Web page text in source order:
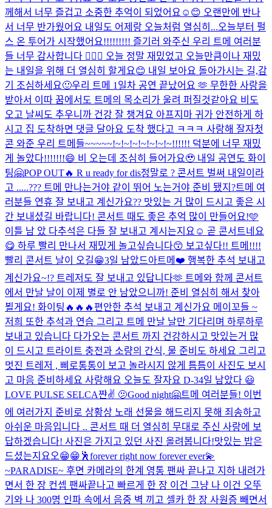
께해서 너무 즐겁고 소중한 추억이 되었어요☺️😊 오랜만에 반나
서 너무 반가웠어요 내일도 어제랑 오늘처럼 열심히...오늘부터 펄
스 온 투어가 시작했어요!!!!!!!!! 즐기러 와주신 우리 트메 여러분
들 너무 감사합니다 🙇🏻‍♂️ 오늘 정말 재밌었고 오늘만큼이나 재밌
는 내일을 위해 더 열심히 할게요😊 내일 보아요 돌아가시는 길,감
기 조심하세요🙂우리 트메 1일차 공연 끝났어요 🫶 무한한 사랑을
받아서 이따 꿈에서도 트메의 목소리가 울려 퍼질것같아요 비도
오고 날씨도 추우니까 건강 잘 챙겨요 아프지마 귀가 안전하게 하
시고 집 도착하면 댓글 달아요 도착 했다고 ㅋㅋㅋ 사랑해 잘자첫
콘 와준 우리 트메들~~~~~!~!~!~!~!~!~!~!!!!!! 덕분에 너무 재밌
게 놀았다!!!!!!!😄 비 오는데 조심히 들어가요🥹 내일 공연도 화이
팅🤗POP OUT🔥 R u ready for dis정말로 ? 콘서트 벌써 내일이라
고 .....??? 트메 만나는거야 같이 뛰어 노는거야 준비 됐지?트메 여
러분들 연휴 잘 보내고 계신가요?? 맛있는 거 많이 드시고 좋은 시
간 보내셨길 바랍니다! 콘서트 때도 좋은 추억 많이 만들어요!🩵
이틀 남 았 다추석은 다들 잘 보내고 계시는지요☺️ 곧 콘서트네요
😋 하루 빨리 만나서 재밌게 놀고싶습니다😙 보고싶다!! 트메!!!!
빨리 콘서트 날이 오길😁3일 남았드아트메❤️ 행복한 추석 보내고
계신가요~!? 트레저도 잘 보내고 있답니다🫶 트메와 함께 콘서트
에서 만날 날이 이제 별로 안 남았으니까! 준비 열심히 해서 찾아
뵐게요! 화이팅🔥🔥🔥편안한 추석 보내고 계신가요 메이꼬들 ~
저희 또한 추석과 연습 그리고 트메 만날 날만 기다리며 하루하루
보내고 있습니다 다가오는 콘서트 까지 건강하시고 맛있는거 많
이 드시고 트라이트 충전과 소량의 간식, 물 준비도 하세요 그리고
멋진 트레저 , 삐로통통이 보고 놀라시지 않게 틈틈이 사진도 보시
고 마음 준비하세요 사랑해요 오늘도 잘자요 D-34일 남았다 😃
LOVE PULSE SELCA쨘✌️ 🫤Good night🤗트메 여러분들! 이번
에 여러가지 준비로 상황상 노래 선물을 해드리지 못해 죄송하고
아쉬운 마음입니다 .. 콘서트 때 더 열심히 무대로 주신 사랑에 보
답하겠습니다! 사진은 가지고 있던 사진 올려봅니다!맛있는 밥은
드셨는지요오😁😁 🕺forever right now forever ever💫
~PARADISE~ 후면 카메라의 한계 영통 팬싸 끝나고 지하 내려가
면서 한 장 컨셉 팬싸끝나고 빠르게 한 장 이건 그냥 나 이건 오뚜
기와 나 300명 인파 속에서 음중 벽 끼고 셀카 한 장 사원증 빼면서